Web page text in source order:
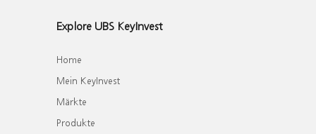
Explore UBS KeyInvest
Home
Mein KeyInvest
Märkte
Produkte